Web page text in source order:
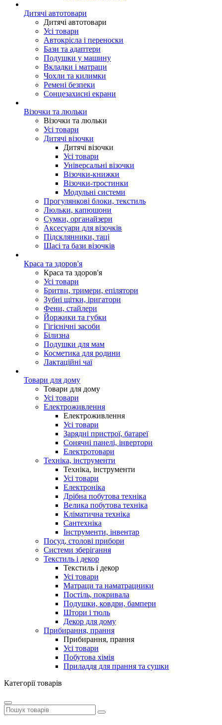
Дитячі автотовари
Дитячі автотовари
Усі товари
Автокрісла і переноски
Бази та адаптери
Подушки у машину
Вкладки і матраци
Чохли та килимки
Ремені безпеки
Сонцезахисні екрани
Візочки та люльки
Візочки та люльки
Усі товари
Дитячі візочки
Дитячі візочки
Усі товари
Універсальні візочки
Візочки-книжки
Візочки-тростинки
Модульні системи
Прогулянкові блоки, текстиль
Люльки, капюшони
Сумки, органайзери
Аксесуари для візочків
Підсклянники, таці
Шасі та бази візочків
Краса та здоров'я
Краса та здоров'я
Усі товари
Бритви, тримери, епілятори
Зубні щітки, іригатори
Фени, стайлери
Йоржики та губки
Гігієнічні засоби
Білизна
Подушки для мам
Косметика для родини
Лактаційні чаї
Товари для дому
Товари для дому
Усі товари
Електроживлення
Електроживлення
Усі товари
Зарядні пристрої, батареї
Сонячні панелі, інвертори
Електротовари
Техніка, інструменти
Техніка, інструменти
Усі товари
Електроніка
Дрібна побутова техніка
Велика побутова техніка
Кліматична техніка
Сантехніка
Інструменти, інвентар
Посуд, столові прибори
Системи зберігання
Текстиль і декор
Текстиль і декор
Усі товари
Матраци та наматрацники
Постіль, покривала
Подушки, ковдри, бампери
Штори і тюль
Декор для дому
Прибирання, прання
Прибирання, прання
Усі товари
Побутова хімія
Приладдя для прання та сушки
Категорії товарів